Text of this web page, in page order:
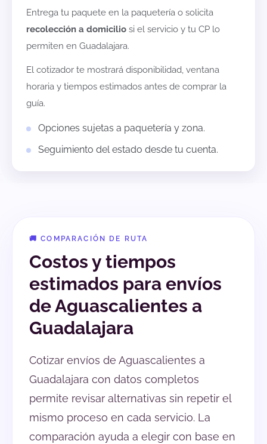
Entrega tu paquete en la paquetería o solicita
recolección a domicilio si el servicio y tu CP lo
permiten en Guadalajara.
El cotizador te mostrará disponibilidad, ventana
horaria y tiempos estimados antes de comprar la
guía.
Opciones sujetas a paquetería y zona.
Seguimiento del estado desde tu cuenta.
🚚 COMPARACIÓN DE RUTA
Costos y tiempos
estimados para envíos
de Aguascalientes a
Guadalajara
Cotizar envíos de Aguascalientes a
Guadalajara con datos completos
permite revisar alternativas sin repetir el
mismo proceso en cada servicio. La
comparación ayuda a elegir con base en